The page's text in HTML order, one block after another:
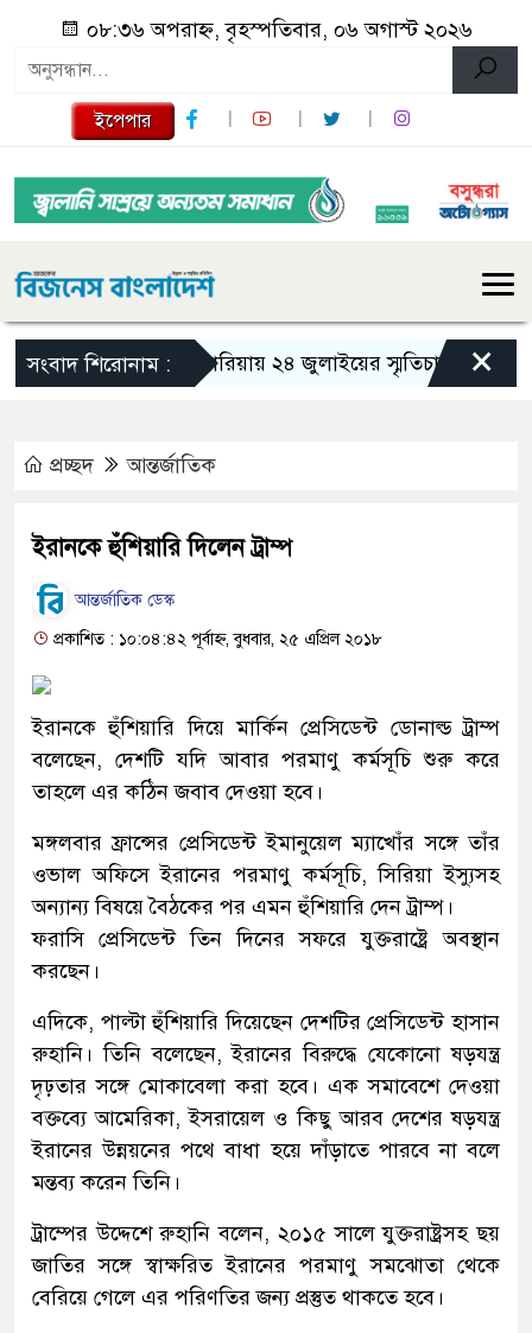
০৮:৩৬ অপরাহ্ন, বৃহস্পতিবার, ০৬ অগাস্ট ২০২৬
ইপেপার
সংবাদ শিরোনাম :গজারিয়ায় ২৪ জুলাইয়ের স্মৃতিচারণ: গুমের×
প্রচ্ছদ আন্তর্জাতিক
ইরানকে হুঁশিয়ারি দিলেন ট্রাম্প
আন্তর্জাতিক ডেস্ক
প্রকাশিত : ১০:০৪:৪২ পূর্বাহ্ন, বুধবার, ২৫ এপ্রিল ২০১৮
ইরানকে হুঁশিয়ারি দিয়ে মার্কিন প্রেসিডেন্ট ডোনাল্ড ট্রাম্প
বলেছেন, দেশটি যদি আবার পরমাণু কর্মসূচি শুরু করে
তাহলে এর কঠিন জবাব দেওয়া হবে।
মঙ্গলবার ফ্রান্সের প্রেসিডেন্ট ইমানুয়েল ম্যাখোঁর সঙ্গে তাঁর
ওভাল অফিসে ইরানের পরমাণু কর্মসূচি, সিরিয়া ইস্যুসহ
অন্যান্য বিষয়ে বৈঠকের পর এমন হুঁশিয়ারি দেন ট্রাম্প।
ফরাসি প্রেসিডেন্ট তিন দিনের সফরে যুক্তরাষ্ট্রে অবস্থান
করছেন।
এদিকে, পাল্টা হুঁশিয়ারি দিয়েছেন দেশটির প্রেসিডেন্ট হাসান
রুহানি। তিনি বলেছেন, ইরানের বিরুদ্ধে যেকোনো ষড়যন্ত্র
দৃঢ়তার সঙ্গে মোকাবেলা করা হবে। এক সমাবেশে দেওয়া
বক্তব্যে আমেরিকা, ইসরায়েল ও কিছু আরব দেশের ষড়যন্ত্র
ইরানের উন্নয়নের পথে বাধা হয়ে দাঁড়াতে পারবে না বলে
মন্তব্য করেন তিনি।
ট্রাম্পের উদ্দেশে রুহানি বলেন, ২০১৫ সালে যুক্তরাষ্ট্রসহ ছয়
জাতির সঙ্গে স্বাক্ষরিত ইরানের পরমাণু সমঝোতা থেকে
বেরিয়ে গেলে এর পরিণতির জন্য প্রস্তুত থাকতে হবে।